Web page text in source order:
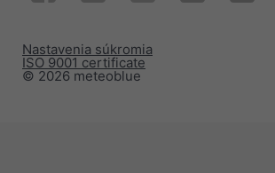
© 2026 meteoblue
ISO 9001 certificate
Nastavenia súkromia